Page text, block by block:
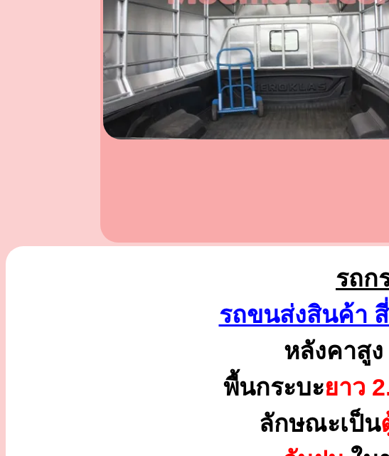
รถก
รถขนส่งสินค้า
หลังคาสู
พื้นกระบะยาว
ลักษณะเป็น